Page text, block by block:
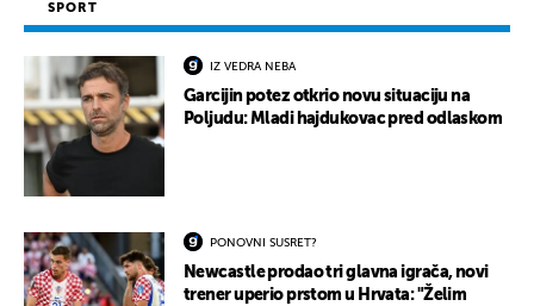
SPORT
IZ VEDRA NEBA
Garcijin potez otkrio novu situaciju na
Poljudu: Mladi hajdukovac pred odlaskom
PONOVNI SUSRET?
Newcastle prodao tri glavna igrača, novi
trener uperio prstom u Hrvata: "Želim